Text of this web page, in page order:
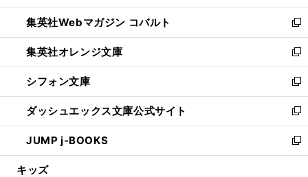
開
く
ウ
で
開
く
ン
ド
ウ
で
開
く
ウ
ィ
ン
ド
ウ
で
開
く
集英社Webマガジン コバルト
新
し
い
ウ
ィ
ン
ド
ウ
で
開
集英社オレンジ文庫
新
し
い
ウ
ィ
ン
ド
ウ
シフォン文庫
新
し
い
ウ
ィ
ン
ダッシュエックス文庫公式サイト
新
し
い
ウ
JUMP j-BOOKS
新
し
キッズ